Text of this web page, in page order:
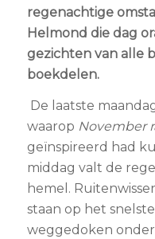
regenachtige
Helmond die dag
gezichten van alle
boekdelen.
De laatste
waarop November
geïnspireerd had
middag valt de
hemel.
staan op het
weggedoken